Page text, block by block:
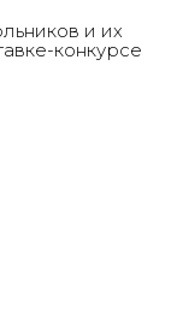
и их
конкурсе